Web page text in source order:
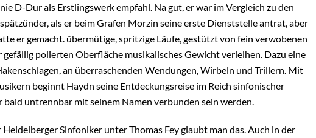
D-Dur als Erstlingswerk empfahl. Na gut, er war im Vergleich zu den
als er beim Grafen Morzin seine erste Dienststelle antrat, aber
er gemacht. übermütige, spritzige Läufe, gestützt von fein verwobenen
gefällig polierten Oberfläche musikalisches Gewicht verleihen. Dazu eine
an überraschenden Wendungen, Wirbeln und Trillern. Mit
beginnt Haydn seine Entdeckungsreise im Reich sinfonischer
bald untrennbar mit seinem Namen verbunden sein werden.
Sinfoniker unter Thomas Fey glaubt man das. Auch in der